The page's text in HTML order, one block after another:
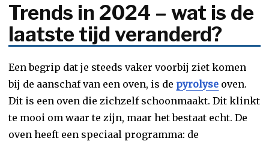
Trends in 2024 – wat is de
laatste tijd veranderd?
Een begrip dat je steeds vaker voorbij ziet komen
bij de aanschaf van een oven, is de pyrolyse oven.
Dit is een oven die zichzelf schoonmaakt. Dit klinkt
te mooi om waar te zijn, maar het bestaat echt. De
oven heeft een speciaal programma: de